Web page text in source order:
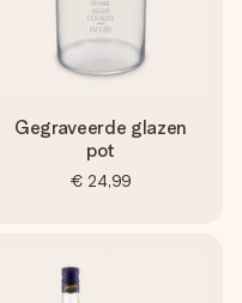
Gegraveerde glazen
pot
€ 24,99